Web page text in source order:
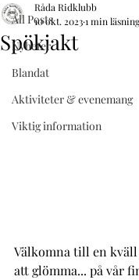
All Posts
Nyheter
Blandat
Aktiviteter & evenemang
Viktig information
Spökjakt
Råda Ridklubb
10 okt. 20231 min läsning
Välkomna till en
att glömma... på vår